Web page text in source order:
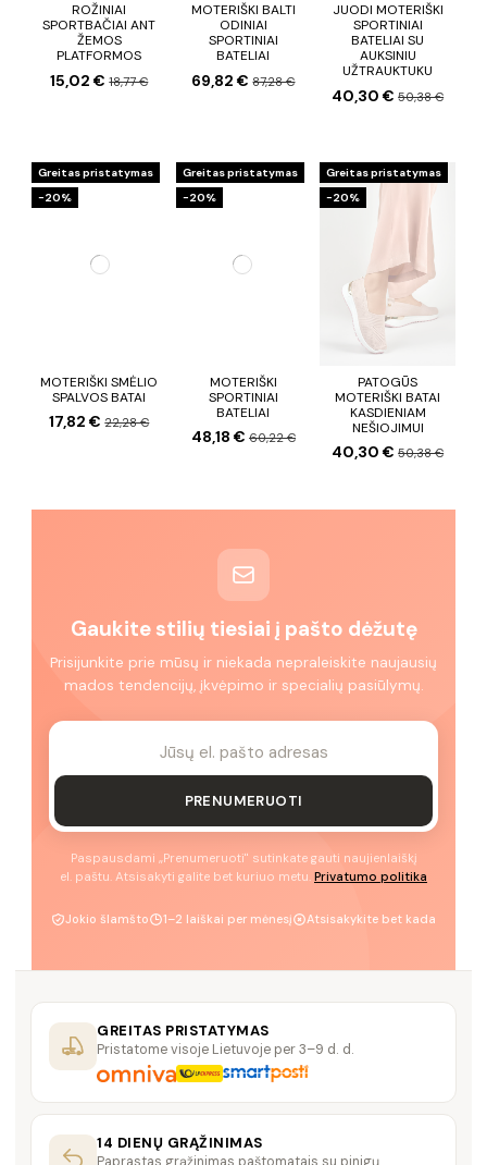
ROŽINIAI
SPORTBAČIAI ANT
ŽEMOS
PLATFORMOS
15,02 €18,77 €
MOTERIŠKI BALTI
ODINIAI
SPORTINIAI
BATELIAI
69,82 €87,28 €
JUODI MOTERIŠKI
SPORTINIAI
BATELIAI SU
AUKSINIU
UŽTRAUKTUKU
40,30 €50,38 €
Greitas pristatymas
−20%
MOTERIŠKI SMĖLIO
SPALVOS BATAI
17,82 €22,28 €
Greitas pristatymas
−20%
MOTERIŠKI
SPORTINIAI
BATELIAI
48,18 € 60,22 €
Greitas pristatymas
−20%
PATOGŪS
MOTERIŠKI BATAI
KASDIENIAM
NEŠIOJIMUI
40,30 €50,38 €
Gaukite stilių tiesiai į pašto dėžutę
Prisijunkite prie mūsų ir niekada nepraleiskite naujausių
mados tendencijų, įkvėpimo ir specialių pasiūlymų.
PRENUMERUOTI
Paspausdami „Prenumeruoti" sutinkate gauti naujienlaiškį
el. paštu. Atsisakyti galite bet kuriuo metu. Privatumo politika
Jokio šlamšto 1–2 laiškai per mėnesį Atsisakykite bet kada
GREITAS PRISTATYMAS
Pristatome visoje Lietuvoje per 3–9 d. d.
14 DIENŲ GRĄŽINIMAS
Paprastas grąžinimas paštomatais su pinigų